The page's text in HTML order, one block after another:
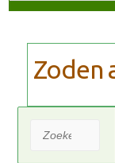
Zoeken